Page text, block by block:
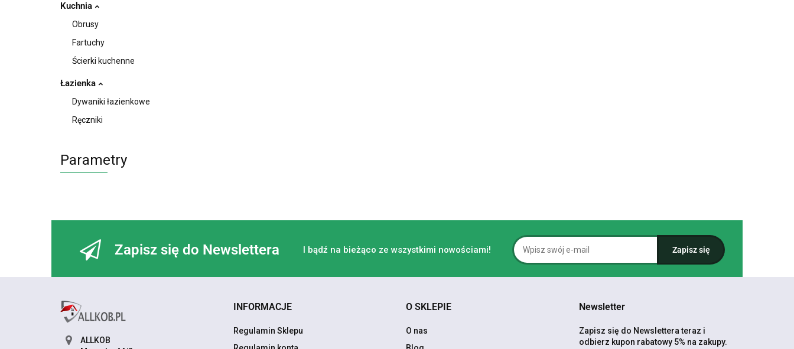
Kuchnia
Obrusy
Fartuchy
Ścierki kuchenne
Łazienka
Dywaniki łazienkowe
Ręczniki
Parametry
Zapisz się do Newslettera I bądź na bieżąco ze wszystkimi nowościami!
ALLKOB
INFORMACJE
Regulamin Sklepu
O SKLEPIE
O nas
Newsletter
Zapisz się do Newslettera teraz i
odbierz kupon rabatowy 5% na zakupy.